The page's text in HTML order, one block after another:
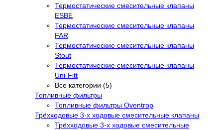
Термостатические смесительные клапаны
ESBE
Термостатические смесительные клапаны
FAR
Термостатические смесительные клапаны
Stout
Термостатические смесительные клапаны
Uni-Fitt
Все категории (5)
Топливные фильтры
Топливные фильтры Oventrop
Трёхходовые 3-х ходовые смесительные клапаны
Трёхходовые 3-х ходовые смесительные